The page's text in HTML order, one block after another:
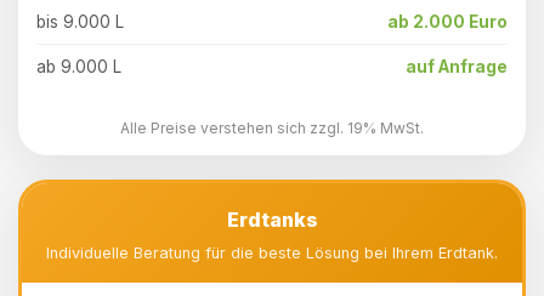
bis 9.000 L ab 2.000 Euro
ab 9.000 L auf Anfrage
Alle Preise verstehen sich zzgl. 19% MwSt.
Erdtanks
Individuelle Beratung für die beste Lösung bei Ihrem Erdtank.